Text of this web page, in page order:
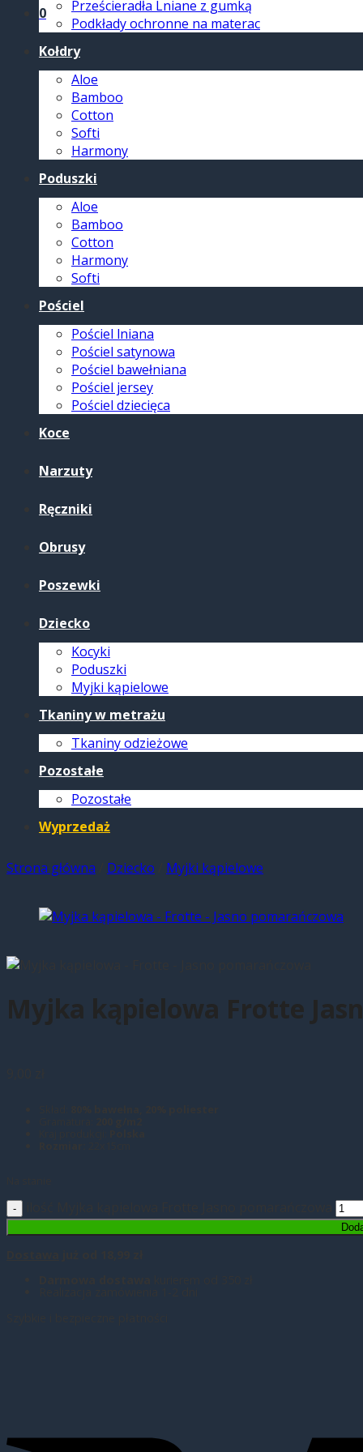
0
Prześcieradła Lniane z gumką
Podkłady ochronne na materac
Kołdry
Aloe
Bamboo
Cotton
Softi
Harmony
Poduszki
Aloe
Bamboo
Cotton
Harmony
Softi
Pościel
Pościel lniana
Pościel satynowa
Pościel bawełniana
Pościel jersey
Pościel dziecięca
Koce
Narzuty
Ręczniki
Obrusy
Poszewki
Dziecko
Kocyki
Poduszki
Myjki kąpielowe
Tkaniny w metrażu
Tkaniny odzieżowe
Pozostałe
Pozostałe
Wyprzedaż
Strona główna Dziecko Myjki kąpielowe
Myjka kąpielowa Frotte